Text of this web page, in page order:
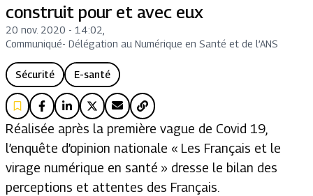
construit pour et avec eux
20 nov. 2020 - 14:02
Communiqué- Délégation au Numérique en Santé et de l’ANS
Sécurité E-santé
Réalisée après la première vague de Covid 19,
l’enquête d’opinion nationale « Les Français et le
virage numérique en santé » dresse le bilan des
perceptions et attentes des Français.